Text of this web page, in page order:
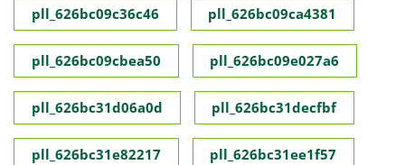
pll_626bc09c36c46 pll_626bc09ca4381
pll_626bc09cbea50 pll_626bc09e027a6
pll_626bc31d06a0d pll_626bc31decfbf
pll_626bc31e82217 pll_626bc31ee1f57